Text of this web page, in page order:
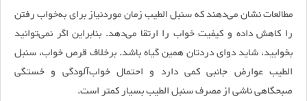
مطالعات نشان می‌دهند که سنبل الطیب زمان موردنیاز برای به‌خواب رفتن
را کاهش داده و کیفیت خواب را ارتقا می‌دهد. بنابراین اگر نمی‌توانید
بخوابید، شاید دوای دردتان همین گیاه باشد. برخلاف قرص خواب، سنبل
الطیب عوارض جانبی کمی دارد و احتمال خواب‌آلودگی و خستگی
صبحگاهی ناشی از مصرف سنبل الطیب بسیار کمتر است.